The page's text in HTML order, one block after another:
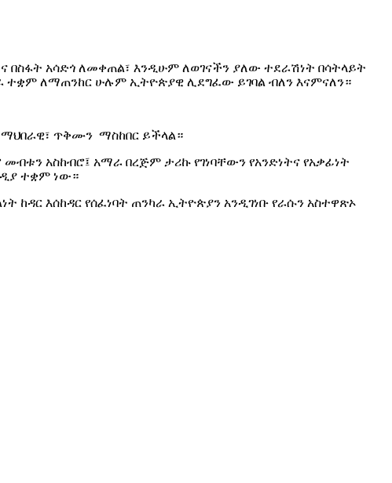
አሳድጎ ለመቀጠል፣ እንዲሁም ለወገናችን ያለው ተደራሽነት በሳትላይት
ተቋም ለማጠንከር ሁሉም ኢትዮጵያዊ ሊደግፈው ይገባል ብለን እናምናለን።
ጥቅሙን ማስከበር ይችላል።
አስከብሮ፤ አማራ በረጅም ታሪኩ የገነባቸውን የአንድነትና የአቃፊነት
ተቋም ነው።
እሰከዳር የሰፈነባት ጠንካራ ኢትዮጵያን አንዲገነቡ የራሱን አስተዋጽኦ